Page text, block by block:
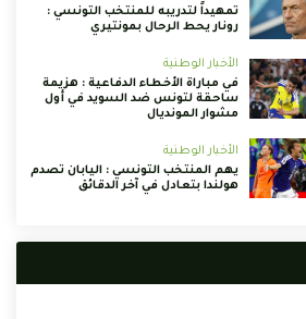
تمهيداً لتدريبه للمنتخب التونسي :
رونار يحط الرحال بمونتيري
الأخبار الوطنية
في مباراة الأخطاء الدفاعية : هزيمة
ساحقة لتونس ضد السويد في أول
مشوار المونديال
الأخبار الوطنية
يهم المنتخب التونسي : اليابان تصدم
هولندا بتعادل في آخر الدقائق